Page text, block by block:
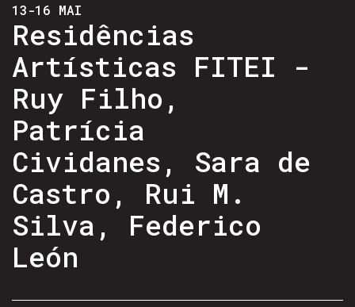
13-16 MAI
Residências
Artísticas FITEI -
Ruy Filho,
Patrícia
Cividanes, Sara de
Castro, Rui M.
Silva, Federico
León